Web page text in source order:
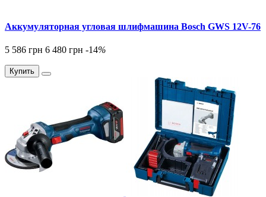
Аккумуляторная угловая шлифмашина Bosch GWS 12V-76
5 586 грн 6 480 грн -14%
Купить